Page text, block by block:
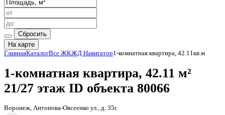
Сбросить
На карте
Главная КаталогВсе ЖК ЖД Навигатор